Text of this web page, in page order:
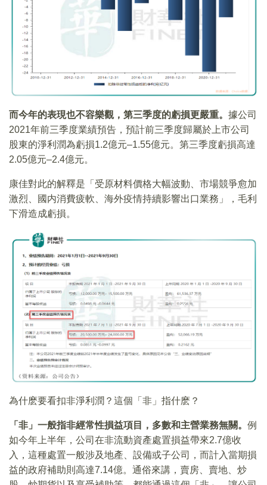
而今年的表現也不容樂觀，第三季度的虧損更嚴重。 據公司
2021年前三季度業績預告，預計前三季度歸屬於上市公司
股東的淨利潤為虧損1.2億元–1.55億元。第三季度虧損高達
2.05億元–2.4億元。
康佳對此的解釋是「受原材料價格大幅波動、市場競爭愈加
激烈、國内消費疲軟、海外疫情持續影響出口業務」，毛利
下滑造成虧損。
為什麽要看扣非淨利潤？這個「非」指什麽？
「非」一般指非經常性損益項目，多數和主營業務無關。 例
如今年上半年，公司在非流動資產處置損益帶來2.7億收
入，這種處置一般涉及地產、設備或子公司，而計入當期損
益的政府補助則高達7.14億。通俗來講，賣房、賣地、炒